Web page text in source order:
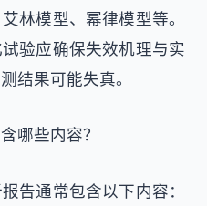
林模型、幂律模型等。
验应确保失效机理与实
结果可能失真。
哪些内容？
告通常包含以下内容：